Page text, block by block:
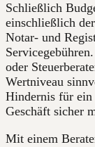
Schließlich
einschließlich
Notar- und
oder
Wertniveau
Hindernis für ein
Geschäft sicher
Mit einem